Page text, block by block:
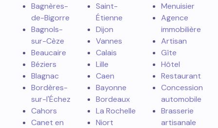
Bagnères-
de-Bigorre
Bagnols-
sur-Cèze
Beaucaire
Béziers
Blagnac
Bordères-
sur-l'Échez
Cahors
Canet en
Saint-
Étienne
Dijon
Vannes
Calais
Lille
Caen
Bayonne
Bordeaux
La Rochelle
Niort
Menuisier
Agence
immobilière
Artisan
Gîte
Hôtel
Restaurant
Concession
automobile
Brasserie
artisanale